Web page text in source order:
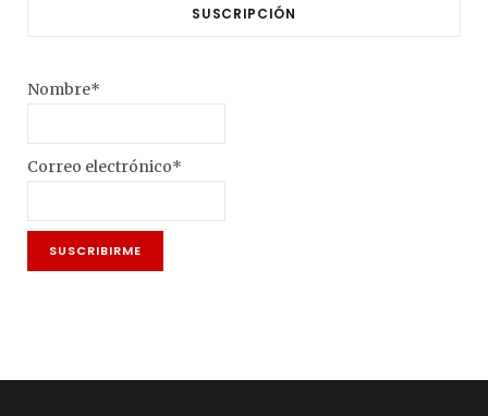
SUSCRIPCIÓN
Nombre*
Correo electrónico*